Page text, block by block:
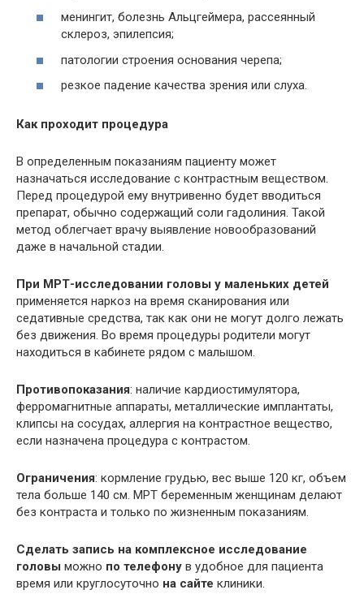
менингит, болезнь Альцгеймера, рассеянный
склероз, эпилепсия;
патологии строения основания черепа;
резкое падение качества зрения или слуха.
Как проходит процедура
В определенным показаниям пациенту может
назначаться исследование с контрастным веществом.
Перед процедурой ему внутривенно будет вводиться
препарат, обычно содержащий соли гадолиния. Такой
метод облегчает врачу выявление новообразований
даже в начальной стадии.
При МРТ-исследовании головы у маленьких детей
применяется наркоз на время сканирования или
седативные средства, так как они не могут долго лежать
без движения. Во время процедуры родители могут
находиться в кабинете рядом с малышом.
Противопоказания: наличие кардиостимулятора,
ферромагнитные аппараты, металлические имплантаты,
клипсы на сосудах, аллергия на контрастное вещество,
если назначена процедура с контрастом.
Ограничения: кормление грудью, вес выше 120 кг, объем
тела больше 140 см. МРТ беременным женщинам делают
без контраста и только по жизненным показаниям.
Сделать запись на комплексное исследование
головы можно по телефону в удобное для пациента
время или круглосуточно на сайте клиники.